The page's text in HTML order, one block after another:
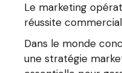
Le marketing
réussite
Dans le monde
une stratégie